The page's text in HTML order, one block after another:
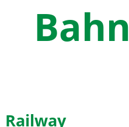
Bahn
Railway